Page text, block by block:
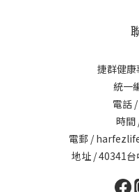
捷群健
統一
電話
時間
電郵 /
地址 / 40341